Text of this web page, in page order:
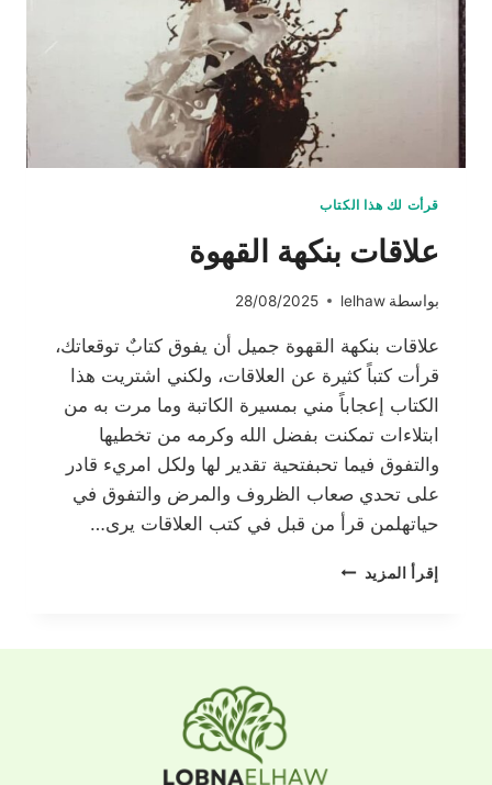
قرأت لك هذا الكتاب
علاقات بنكهة القهوة
بواسطة lelhaw
28/08/2025
علاقات بنكهة القهوة جميل أن يفوق كتابٌ توقعاتك،
قرأت كتباً كثيرة عن العلاقات، ولكني اشتريت هذا
الكتاب إعجاباً مني بمسيرة الكاتبة وما مرت به من
ابتلاءات تمكنت بفضل الله وكرمه من تخطيها
والتفوق فيما تحبفتحية تقدير لها ولكل امريء قادر
على تحدي صعاب الظروف والمرض والتفوق في
حياتهلمن قرأ من قبل في كتب العلاقات يرى…
إقرأ المزيد علاقات